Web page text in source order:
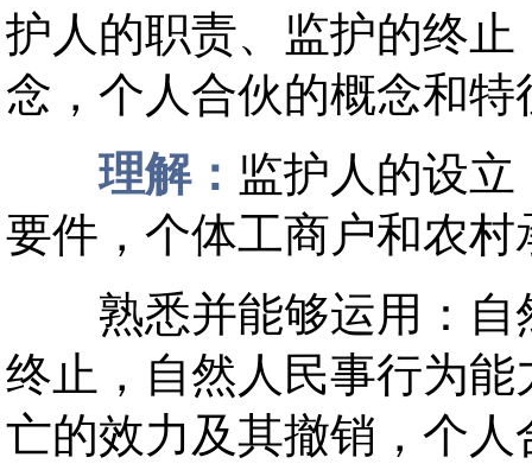
护人的职责、监护的终
念，个人合伙的概念和特
理解： 监护人的设
要件，个体工商户和农
熟悉并能够运用：自
终止，自然人民事行为
亡的效力及其撤销，个